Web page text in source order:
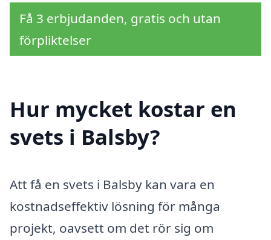
Få 3 erbjudanden, gratis och utan
förpliktelser
Hur mycket kostar en
svets i Balsby?
Att få en svets i Balsby kan vara en
kostnadseffektiv lösning för många
projekt, oavsett om det rör sig om